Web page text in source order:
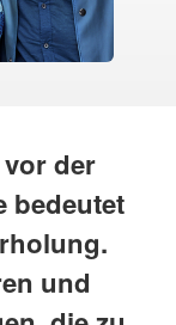
der
bedeutet
und